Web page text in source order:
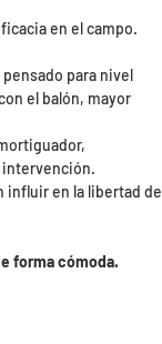
en el campo.
para nivel
el balón, mayor
intervención.
influir en la libertad de
forma cómoda.